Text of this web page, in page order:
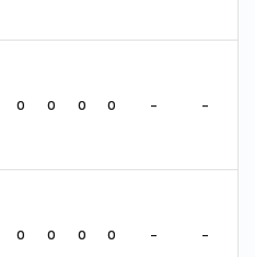
0 0 0 0 - -
0 0 0 0 - -